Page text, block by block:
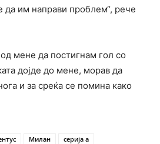
да им направи проблем“, рече
мене да постигнам гол со
дојде до мене, морав да
и за среќа се помина како
Милан серија а